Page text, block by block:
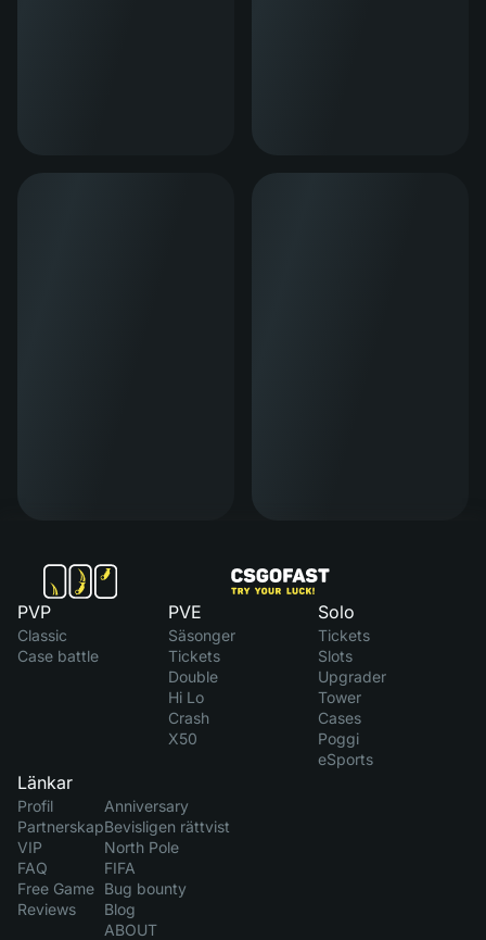
PVP
Classic
Case battle
PVE
Säsonger
Tickets
Double
Hi Lo
Crash
X50
Solo
Tickets
Slots
Upgrader
Tower
Cases
Poggi
eSports
Länkar
Profil
Partnerskap
VIP
FAQ
Free Game
Reviews
Anniversary
Bevisligen rättvist
North Pole
FIFA
Bug bounty
Blog
ABOUT